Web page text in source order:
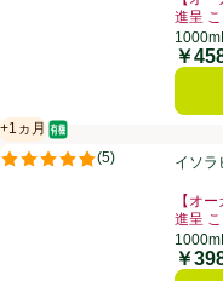
進呈
お買い
1000mL
価格
￥
イソラビオ ローストアーモ
+1ヵ月
賞味・消費期限保証：1ヵ
オーガニック/有機
(5)
評価は5件のレビューで5点
イソラ
【オ
進呈
お買い
1000mL
価格
￥